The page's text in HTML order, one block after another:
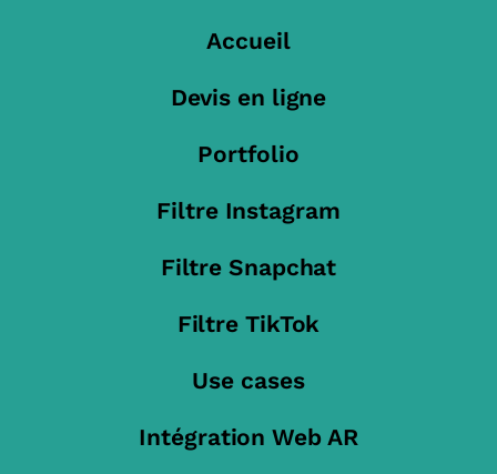
Accueil
Devis en ligne
Portfolio
Filtre Instagram
Filtre Snapchat
Filtre TikTok
Use cases
Intégration Web AR